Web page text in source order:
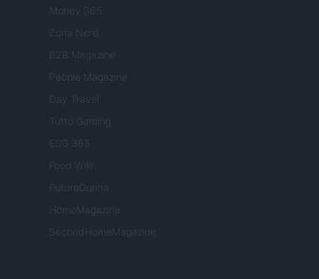
Money 365
Zona Nerd
B2B Magazine
People Magazine
Day Travel
Tutto Gaming
ESG 365
Food Wiki
FuturoDonna
HomeMagazine
SecondHomeMagazine